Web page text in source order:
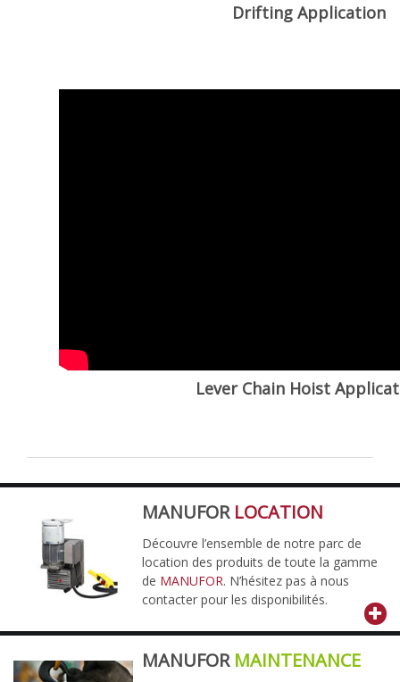
Drifting Application
Lever Chain Hoist
MANUFOR LOCATION
Découvre l’ensemble de notre parc de
location des produits de toute la gamme
de MANUFOR. N’hésitez pas à nous
contacter pour les disponibilités.
MANUFOR MAINTENANCE